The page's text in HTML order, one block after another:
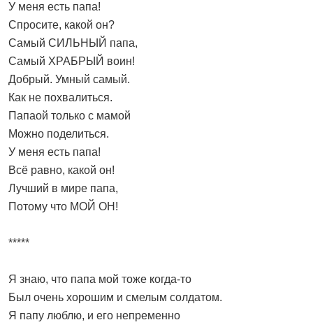
У меня есть папа!
Спросите, какой он?
Самый СИЛЬНЫЙ папа,
Самый ХРАБРЫЙ воин!
Добрый. Умный самый.
Как не похвалиться.
Папаой только с мамой
Можно поделиться.
У меня есть папа!
Всё равно, какой он!
Лучший в мире папа,
Потому что МОЙ ОН!
*****
Я знаю, что папа мой тоже когда-то
Был очень хорошим и смелым солдатом.
Я папу люблю, и его непременно